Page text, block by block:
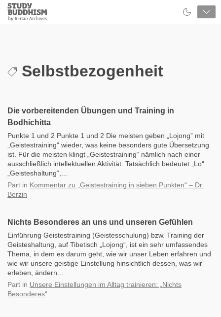
Close
Study
Buddhism
Selbstbezogenheit
Die vorbereitenden Übungen und Training in
Bodhichitta
Punkte 1 und 2 Punkte 1 und 2 Die meisten geben „Lojong” mit
„Geistestraining“ wieder, was keine besonders gute Übersetzung
ist. Für die meisten klingt „Geistestraining“ nämlich nach einer
ausschließlich intellektuellen Aktivität. Tatsächlich bedeutet „Lo“
„Geisteshaltung“,...
Part in Kommentar zu „Geistestraining in sieben Punkten“ – Dr.
Berzin
Nichts Besonderes an uns und unseren Gefühlen
Einführung Geistestraining (Geistesschulung) bzw. Training der
Geisteshaltung, auf Tibetisch „Lojong“, ist ein sehr umfassendes
Thema, in dem es darum geht, wie wir unser Leben erfahren und
wie wir unsere geistige Einstellung hinsichtlich dessen, was wir
erleben, ändern...
Part in Unsere Einstellungen im Alltag trainieren: „Nichts
Besonderes“